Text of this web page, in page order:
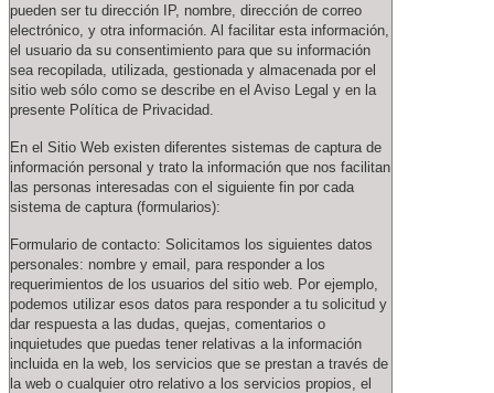
pueden ser tu dirección IP, nombre, dirección de correo
electrónico, y otra información. Al facilitar esta información,
el usuario da su consentimiento para que su información
sea recopilada, utilizada, gestionada y almacenada por el
sitio web sólo como se describe en el Aviso Legal y en la
presente Política de Privacidad.
En el Sitio Web existen diferentes sistemas de captura de
información personal y trato la información que nos facilitan
las personas interesadas con el siguiente fin por cada
sistema de captura (formularios):
Formulario de contacto: Solicitamos los siguientes datos
personales: nombre y email, para responder a los
requerimientos de los usuarios del sitio web. Por ejemplo,
podemos utilizar esos datos para responder a tu solicitud y
dar respuesta a las dudas, quejas, comentarios o
inquietudes que puedas tener relativas a la información
incluida en la web, los servicios que se prestan a través de
la web o cualquier otro relativo a los servicios propios, el